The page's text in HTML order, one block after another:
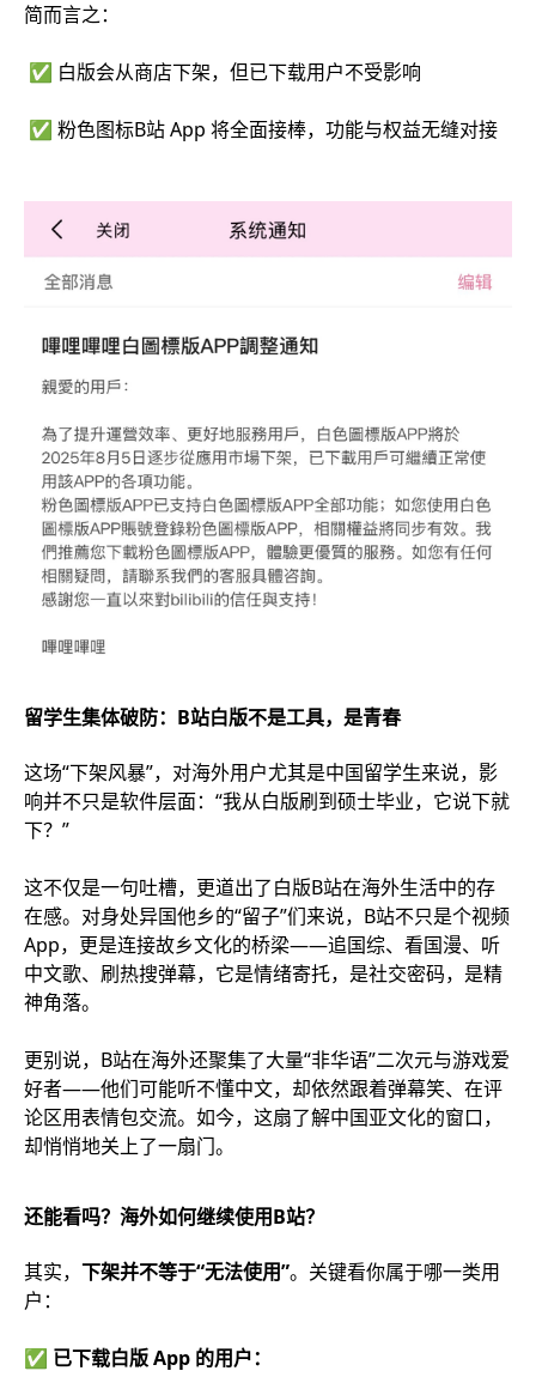
简而言之：
✅ 白版会从商店下架，但已下载用户不受影响
✅ 粉色图标B站 App 将全面接棒，功能与权益无缝对接
留学生集体破防：B站白版不是工具，是青春
这场“下架风暴”，对海外用户尤其是中国留学生来说，影
响并不只是软件层面：“我从白版刷到硕士毕业，它说下就
下？”
这不仅是一句吐槽，更道出了白版B站在海外生活中的存
在感。对身处异国他乡的“留子”们来说，B站不只是个视频
App，更是连接故乡文化的桥梁——追国综、看国漫、听
中文歌、刷热搜弹幕，它是情绪寄托，是社交密码，是精
神角落。
更别说，B站在海外还聚集了大量“非华语”二次元与游戏爱
好者——他们可能听不懂中文，却依然跟着弹幕笑、在评
论区用表情包交流。如今，这扇了解中国亚文化的窗口，
却悄悄地关上了一扇门。
还能看吗？海外如何继续使用B站？
其实， 下架并不等于“无法使用”。关键看你属于哪一类用
户：
✅ 已下载白版 App 的用户：